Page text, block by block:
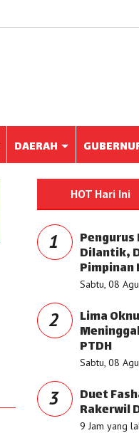
DAERAH
HOT Hari Ini
1 Pengurus
Dilantik,
Pimpinan
Sabtu, 08
2 Lima
PTDH
Sabtu, 08
3 Duet
Rakerwil
9 Jam yang